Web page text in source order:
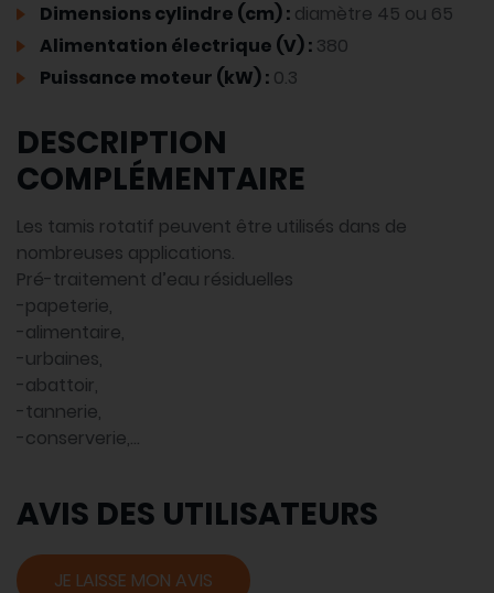
Dimensions cylindre (cm) : diamètre 45 ou 65
Alimentation électrique (V) : 380
Puissance moteur (kW) : 0.3
DESCRIPTION
COMPLÉMENTAIRE
Les tamis rotatif peuvent être utilisés dans de
nombreuses applications.
Pré-traitement d’eau résiduelles
-papeterie,
-alimentaire,
-urbaines,
-abattoir,
-tannerie,
-conserverie,…
AVIS DES UTILISATEURS
JE LAISSE MON AVIS